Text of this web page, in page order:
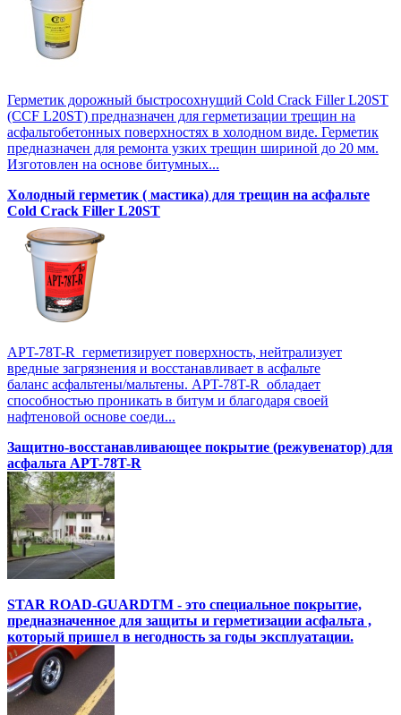
Герметик дорожный быстросохнущий Cold Crack Filler L20SТ
(CCF L20SТ) предназначен для герметизации трещин на
асфальтобетонных поверхностях в холодном виде. Герметик
предназначен для ремонта узких трещин шириной до 20 мм.
Изготовлен на основе битумных...
Холодный герметик ( мастика) для трещин на асфальте
Cold Crack Filler L20SТ
APT-78T-R герметизирует поверхность, нейтрализует
вредные загрязнения и восстанавливает в асфальте
баланс асфальтены/мальтены. APT-78T-R обладает
способностью проникать в битум и благодаря своей
нафтеновой основе соеди...
Защитно-восстанавливающее покрытие (режувенатор) для
асфальта APT-78T-R
STAR ROAD-GUARDTM - это специальное покрытие,
предназначенное для защиты и герметизации асфальта ,
который пришел в негодность за годы эксплуатации.